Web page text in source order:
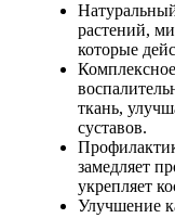
растений,
которые
ткань,
суставов.
замедляет
укрепляет
Улучшение